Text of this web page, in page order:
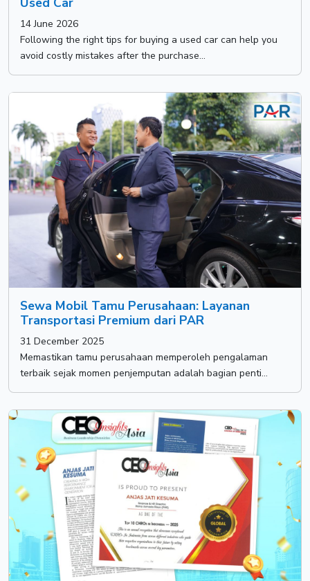
14 June 2026
Following the right tips for buying a used car can help you
avoid costly mistakes after the purchase...
Sewa Mobil Tamu Perusahaan: Layanan
Transportasi Premium dari PAR
31 December 2025
Memastikan tamu perusahaan memperoleh pengalaman
terbaik sejak momen penjemputan adalah bagian penti...